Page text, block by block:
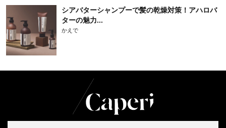
シアバターシャンプーで髪の乾燥対策！アハロバ
ターの魅力...
かえで